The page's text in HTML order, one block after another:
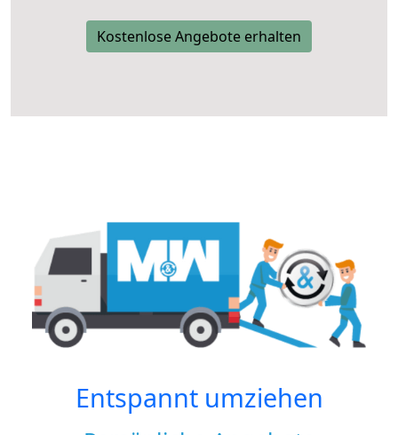
Kostenlose Angebote erhalten
Entspannt umziehen